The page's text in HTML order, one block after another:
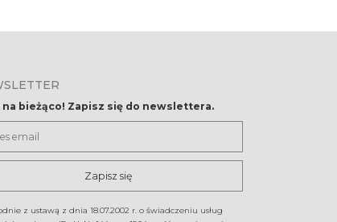
na bieżąco! Zapisz się do newslettera.
z ustawą z dnia 18.07.2002 r. o świadczeniu usług